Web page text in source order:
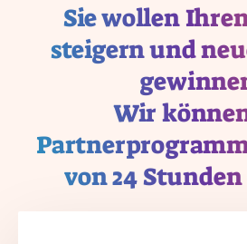
Sie wollen
steigern und
Wir
von 24